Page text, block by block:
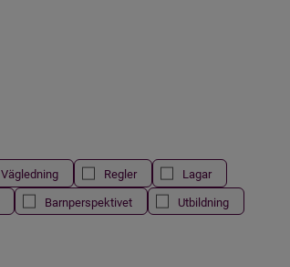
Vägledning Regler
Lagar
Barnperspektivet
Utbildning